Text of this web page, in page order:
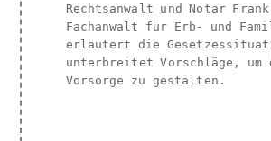
Rechtsanwalt und Notar
Fachanwalt für Erb- und
erläutert die
unterbreitet Vorschläge, um
Vorsorge zu gestalten.